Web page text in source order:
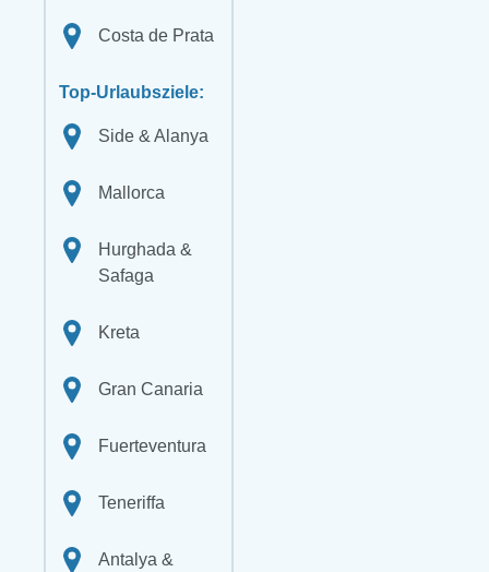
Costa de Prata
Top-Urlaubsziele:
Side & Alanya
Mallorca
Hurghada &
Safaga
Kreta
Gran Canaria
Fuerteventura
Teneriffa
Antalya &